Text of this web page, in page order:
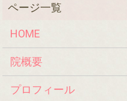
HOME
院概要
プロフィール